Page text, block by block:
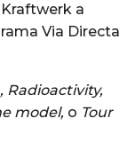
a
Via Directa
Radioactivity,
model, o Tour